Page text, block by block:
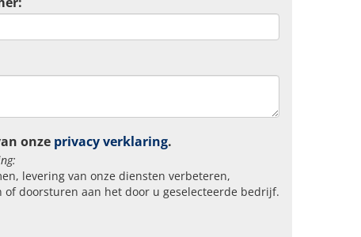
onze privacy verklaring.
levering van onze diensten verbeteren,
doorsturen aan het door u geselecteerde bedrijf.